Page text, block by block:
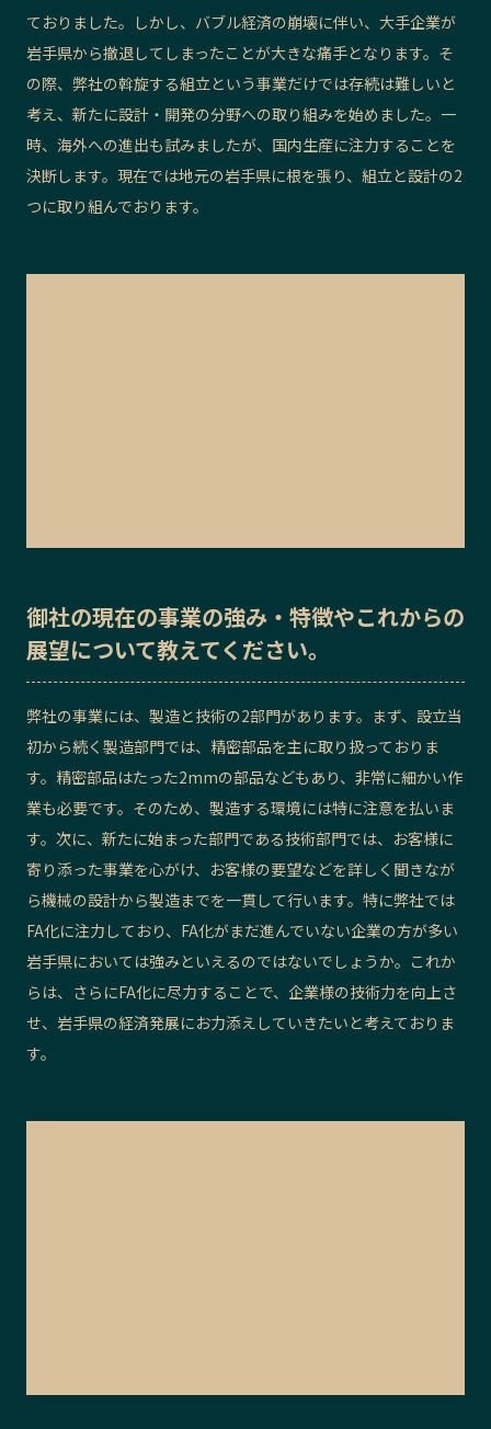
お問い合わせ 会社概要
ておりました。しかし、バブル経済の崩壊に伴い、大手企業が
岩手県から撤退してしまったことが大きな痛手となります。そ
の際、弊社の斡旋する組立という事業だけでは存続は難しいと
考え、新たに設計・開発の分野への取り組みを始めました。一
時、海外への進出も試みましたが、国内生産に注力することを
決断します。現在では地元の岩手県に根を張り、組立と設計の2
つに取り組んでおります。
御社の現在の事業の強み・特徴やこれからの
展望について教えてください。
弊社の事業には、製造と技術の2部門があります。まず、設立当
初から続く製造部門では、精密部品を主に取り扱っておりま
す。精密部品はたった2mmの部品などもあり、非常に細かい作
業も必要です。そのため、製造する環境には特に注意を払いま
す。次に、新たに始まった部門である技術部門では、お客様に
寄り添った事業を心がけ、お客様の要望などを詳しく聞きなが
ら機械の設計から製造までを一貫して行います。特に弊社では
FA化に注力しており、FA化がまだ進んでいない企業の方が多い
岩手県においては強みといえるのではないでしょうか。これか
らは、さらにFA化に尽力することで、企業様の技術力を向上さ
せ、岩手県の経済発展にお力添えしていきたいと考えておりま
す。